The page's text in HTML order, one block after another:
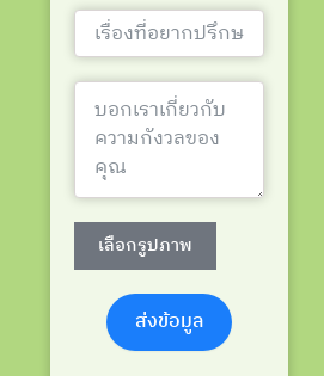
เลือกรูปภาพ
ส่งข้อมูล